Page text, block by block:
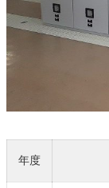
年度